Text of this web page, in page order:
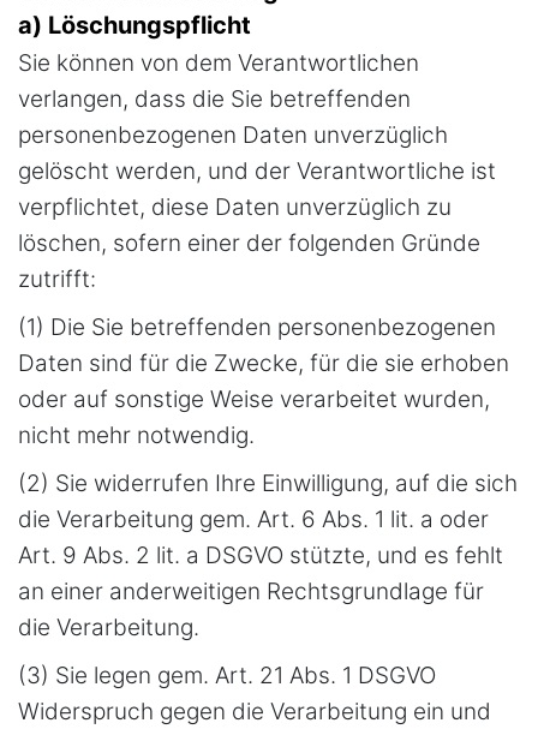
a) Löschungspflicht
Sie können von dem Verantwortlichen
verlangen, dass die Sie betreffenden
personenbezogenen Daten unverzüglich
gelöscht werden, und der Verantwortliche ist
verpflichtet, diese Daten unverzüglich zu
löschen, sofern einer der folgenden Gründe
zutrifft:
(1) Die Sie betreffenden personenbezogenen
Daten sind für die Zwecke, für die sie erhoben
oder auf sonstige Weise verarbeitet wurden,
nicht mehr notwendig.
(2) Sie widerrufen Ihre Einwilligung, auf die sich
die Verarbeitung gem. Art. 6 Abs. 1 lit. a oder
Art. 9 Abs. 2 lit. a DSGVO stützte, und es fehlt
an einer anderweitigen Rechtsgrundlage für
die Verarbeitung.
(3) Sie legen gem. Art. 21 Abs. 1 DSGVO
Widerspruch gegen die Verarbeitung ein und